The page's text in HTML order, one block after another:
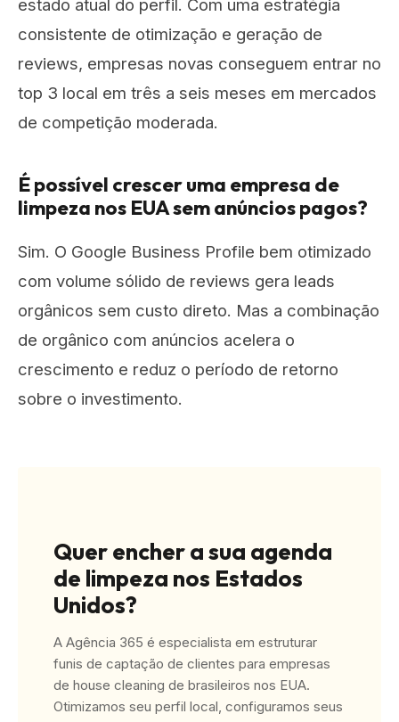
estado atual do perfil. Com uma estratégia
consistente de otimização e geração de
reviews, empresas novas conseguem entrar no
top 3 local em três a seis meses em mercados
de competição moderada.
É possível crescer uma empresa de
limpeza nos EUA sem anúncios pagos?
Sim. O Google Business Profile bem otimizado
com volume sólido de reviews gera leads
orgânicos sem custo direto. Mas a combinação
de orgânico com anúncios acelera o
crescimento e reduz o período de retorno
sobre o investimento.
Quer encher a sua agenda
de limpeza nos Estados
Unidos?
A Agência 365 é especialista em estruturar
funis de captação de clientes para empresas
de house cleaning de brasileiros nos EUA.
Otimizamos seu perfil local, configuramos seus